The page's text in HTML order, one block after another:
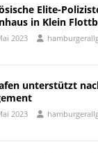
Elite-
in Klein
2023
unterstützt
2023